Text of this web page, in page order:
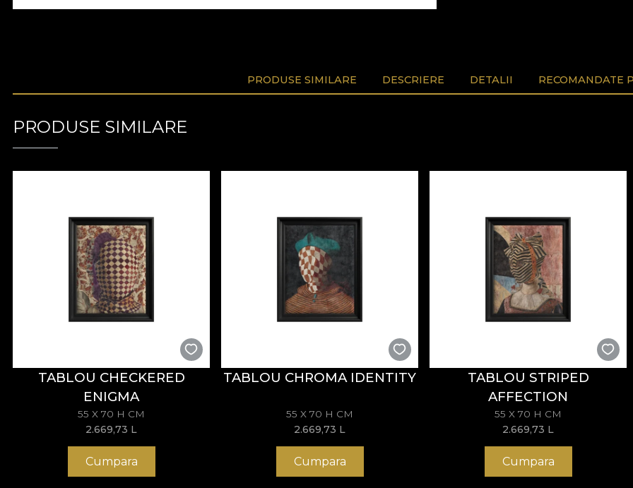
PRODUSE SIMILARE DESCRIERE DETALII RECOMANDATE
PRODUSE SIMILARE
TABLOU CHECKERED
ENIGMA
55 X 70 H CM
2.669,73 L
Cumpara
TABLOU CHROMA IDENTITY
55 X 70 H CM
2.669,73 L
Cumpara
TABLOU STRIPED
AFFECTION
55 X 70 H CM
2.669,73 L
Cumpara